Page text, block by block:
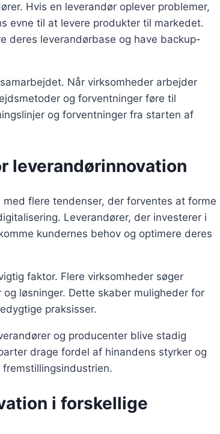
Hvis en leverandør oplever problemer,
evne til at levere produkter til markedet.
deres leverandørbase og have backup-
Når virksomheder arbejder
og forventninger føre til
og forventninger fra starten af
leverandørinnovation
flere tendenser, der forventes at forme
Leverandører, der investerer i
kundernes behov og optimere deres
faktor. Flere virksomheder søger
løsninger. Dette skaber muligheder for
praksisser.
og producenter blive stadig
drage fordel af hinandens styrker og
i forskellige